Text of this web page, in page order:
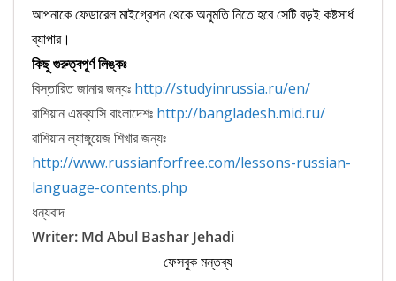
আপনাকে ফেডারেল মাইগ্রেশন থেকে অনুমতি নিতে হবে সেটি বড়ই কষ্টসার্ধ
ব্যাপার।
কিছু গুরুত্বপূর্ণ লিঙ্কঃ
বিস্তারিত জানার জন্যঃ http://studyinrussia.ru/en/
রাশিয়ান এমব্যাসি বাংলাদেশঃ http://bangladesh.mid.ru/
রাশিয়ান ল্যাঙ্গুয়েজ শিখার জন্যঃ
http://www.russianforfree.com/lessons-russian-
language-contents.php
ধন্যবাদ
Writer: Md Abul Bashar Jehadi
ফেসবুক মন্তব্য